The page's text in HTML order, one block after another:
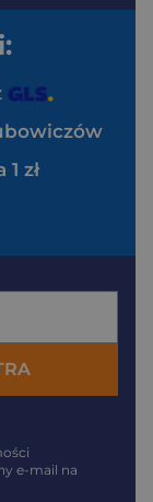
zł
e-mail na